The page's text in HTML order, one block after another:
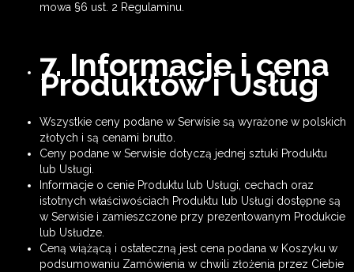
mowa §6 ust. 2 Regulaminu.
7. Informacje i cena
Produktów i Usług
Wszystkie ceny podane w Serwisie są wyrażone w polskich
złotych i są cenami brutto.
Ceny podane w Serwisie dotyczą jednej sztuki Produktu
lub Usługi.
Informacje o cenie Produktu lub Usługi, cechach oraz
istotnych właściwościach Produktu lub Usługi dostępne są
w Serwisie i zamieszczone przy prezentowanym Produkcie
lub Usłudze.
Ceną wiążącą i ostateczną jest cena podana w Koszyku w
podsumowaniu Zamówienia w chwili złożenia przez Ciebie